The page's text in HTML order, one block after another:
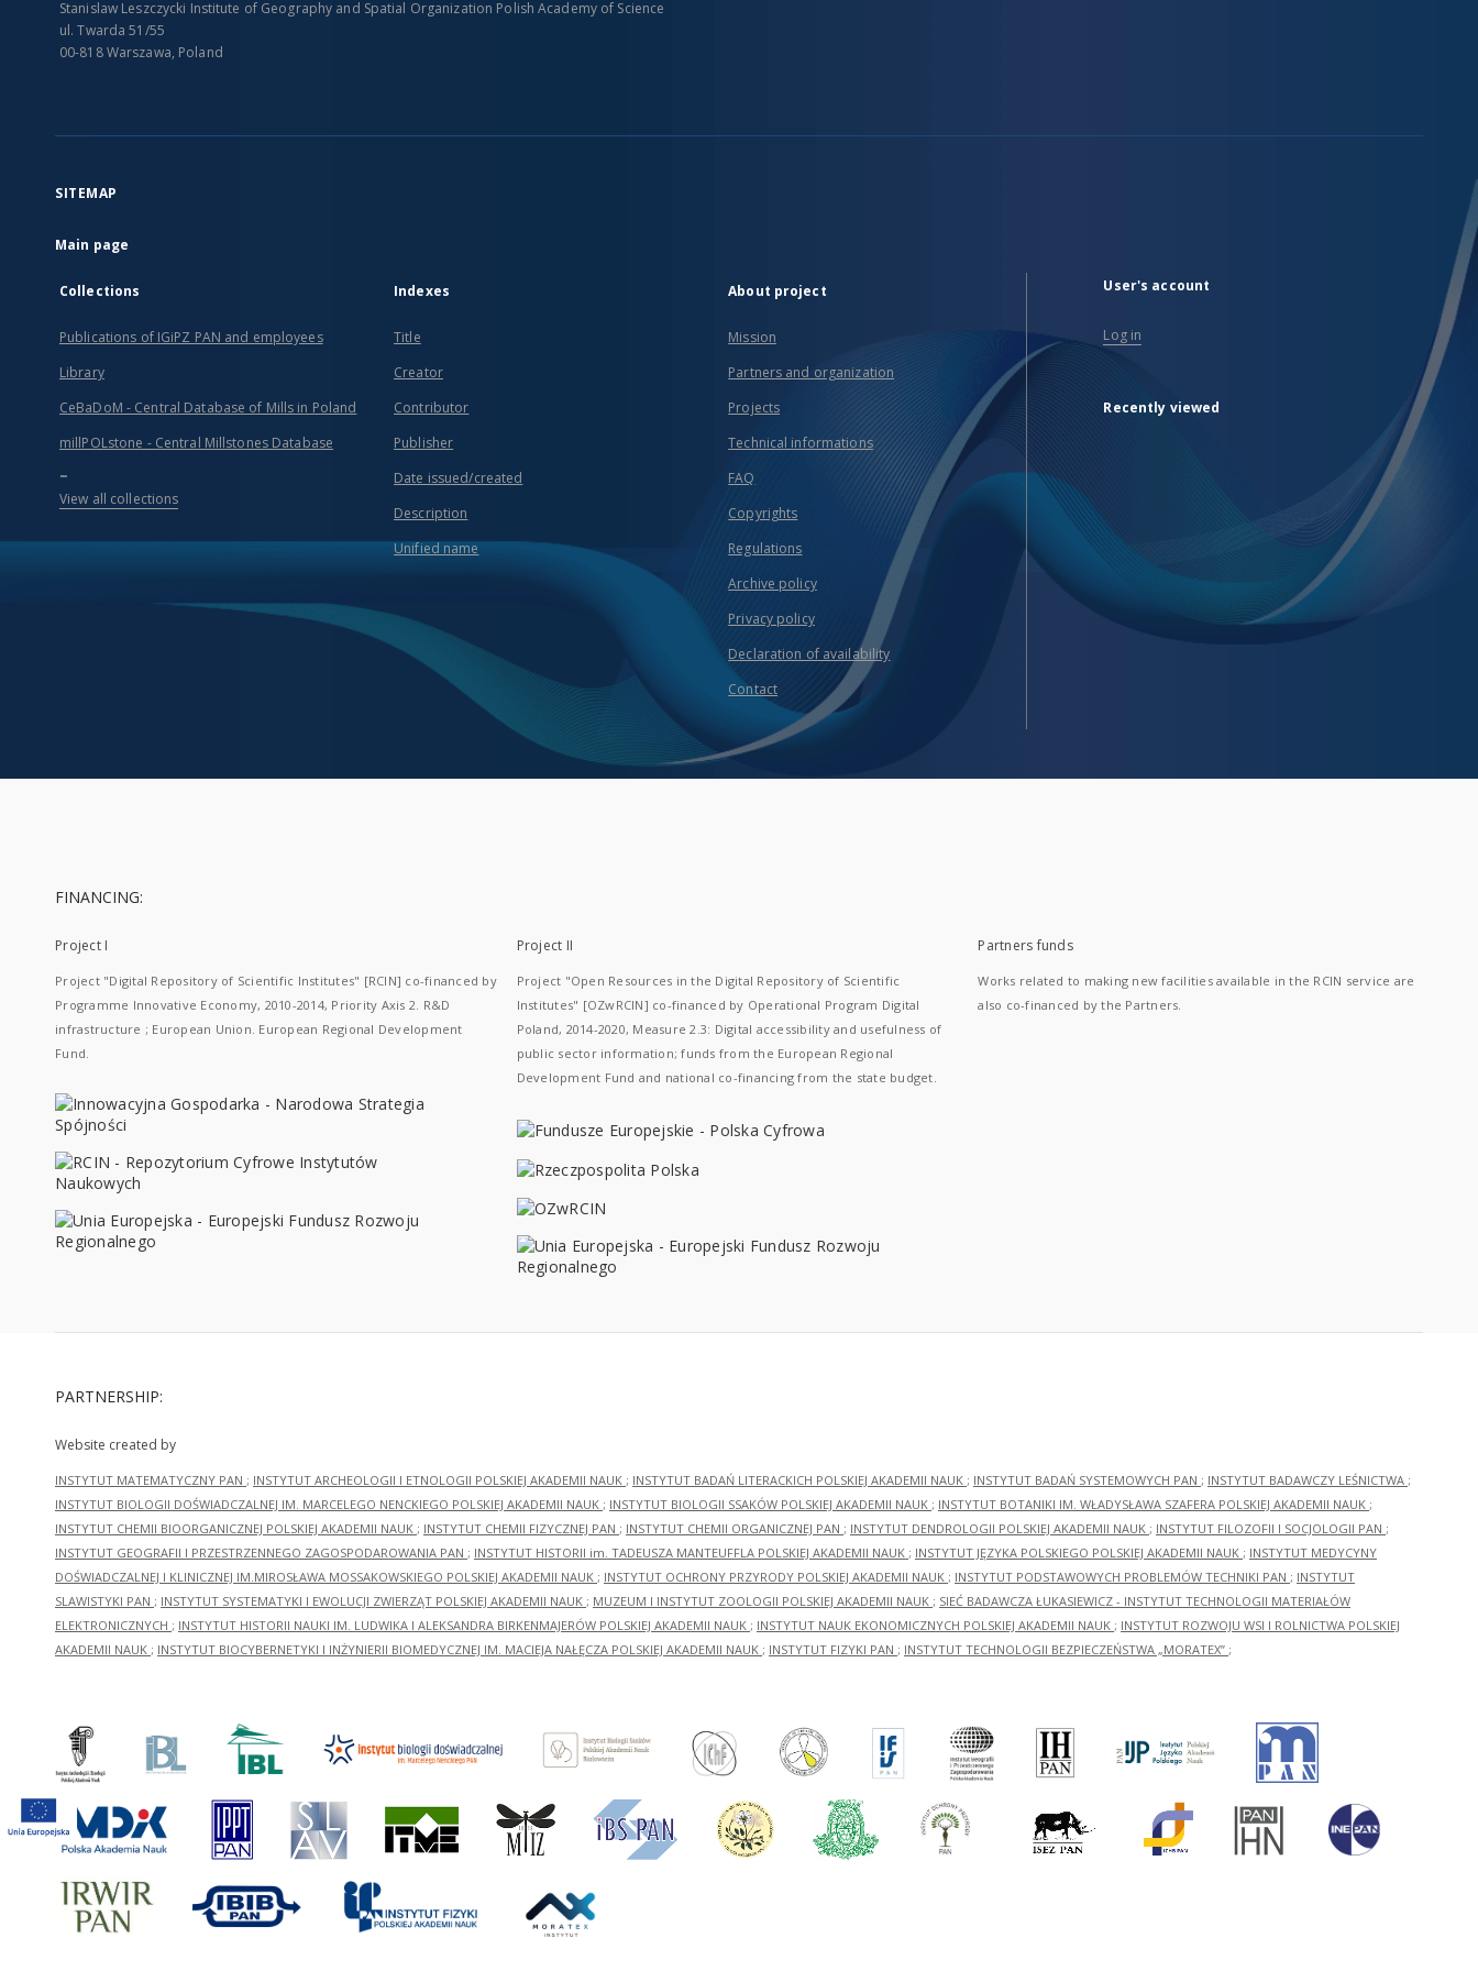
Stanislaw Leszczycki Institute of Geography and Spatial Organization Polish Academy of Science
ul. Twarda 51/55
00-818 Warszawa, Poland
SITEMAP
Main page
Collections
Publications of IGiPZ PAN and employees
Library
CeBaDoM - Central Database of Mills in Poland
millPOLstone - Central Millstones Database
...
View all collections
Indexes
Title
Creator
Contributor
Publisher
Date issued/created
Description
Unified name
About project
Mission
Partners and organization
Projects
Technical informations
FAQ
Copyrights
Regulations
Archive policy
Privacy policy
Declaration of availability
Contact
User's account
Log in
Recently viewed
FINANCING:
Project I
Project "Digital Repository of Scientific Institutes" [RCIN] co-financed by
Programme Innovative Economy, 2010-2014, Priority Axis 2. R&D
infrastructure ; European Union. European Regional Development
Fund.
Project II
Project "Open Resources in the Digital Repository of Scientific
Institutes" [OZwRCIN] co-financed by Operational Program Digital
Poland, 2014-2020, Measure 2.3: Digital accessibility and usefulness of
public sector information; funds from the European Regional
Development Fund and national co-financing from the state budget.
Partners funds
Works related to making new facilities available in the RCIN service are
also co-financed by the Partners.
PARTNERSHIP:
Website created by
INSTYTUT MATEMATYCZNY PAN ; INSTYTUT ARCHEOLOGII I ETNOLOGII POLSKIEJ AKADEMII NAUK ; INSTYTUT BADAŃ LITERACKICH POLSKIEJ AKADEMII NAUK ; INSTYTUT BADAŃ SYSTEMOWYCH PAN ; INSTYTUT BADAWCZY LEŚNICTWA ;
INSTYTUT BIOLOGII DOŚWIADCZALNEJ IM. MARCELEGO NENCKIEGO POLSKIEJ AKADEMII NAUK ; INSTYTUT BIOLOGII SSAKÓW POLSKIEJ AKADEMII NAUK ; INSTYTUT BOTANIKI IM. WŁADYSŁAWA SZAFERA POLSKIEJ AKADEMII NAUK ;
INSTYTUT CHEMII BIOORGANICZNEJ POLSKIEJ AKADEMII NAUK ; INSTYTUT CHEMII FIZYCZNEJ PAN ; INSTYTUT CHEMII ORGANICZNEJ PAN ; INSTYTUT DENDROLOGII POLSKIEJ AKADEMII NAUK ; INSTYTUT FILOZOFII I SOCJOLOGII PAN ;
INSTYTUT GEOGRAFII I PRZESTRZENNEGO ZAGOSPODAROWANIA PAN ; INSTYTUT HISTORII im. TADEUSZA MANTEUFFLA POLSKIEJ AKADEMII NAUK ; INSTYTUT JĘZYKA POLSKIEGO POLSKIEJ AKADEMII NAUK ; INSTYTUT MEDYCYNY
DOŚWIADCZALNEJ I KLINICZNEJ IM.MIROSŁAWA MOSSAKOWSKIEGO POLSKIEJ AKADEMII NAUK ; INSTYTUT OCHRONY PRZYRODY POLSKIEJ AKADEMII NAUK ; INSTYTUT PODSTAWOWYCH PROBLEMÓW TECHNIKI PAN ; INSTYTUT
SLAWISTYKI PAN ; INSTYTUT SYSTEMATYKI I EWOLUCJI ZWIERZĄT POLSKIEJ AKADEMII NAUK ; MUZEUM I INSTYTUT ZOOLOGII POLSKIEJ AKADEMII NAUK ; SIEĆ BADAWCZA ŁUKASIEWICZ - INSTYTUT TECHNOLOGII MATERIAŁÓW
ELEKTRONICZNYCH ; INSTYTUT HISTORII NAUKI IM. LUDWIKA I ALEKSANDRA BIRKENMAJERÓW POLSKIEJ AKADEMII NAUK ; INSTYTUT NAUK EKONOMICZNYCH POLSKIEJ AKADEMII NAUK ; INSTYTUT ROZWOJU WSI I ROLNICTWA POLSKIEJ
AKADEMII NAUK ; INSTYTUT BIOCYBERNETYKI I INŻYNIERII BIOMEDYCZNEJ IM. MACIEJA NAŁĘCZA POLSKIEJ AKADEMII NAUK ; INSTYTUT FIZYKI PAN ; INSTYTUT TECHNOLOGII BEZPIECZEŃSTWA „MORATEX” ;